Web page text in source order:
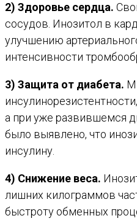
2) Здоровье сердца.
сосудов. Инозитол в
улучшению
интенсивности
3) Защита от диабета.
а при уже развившемся
было выявлено, что
инсулину.
4) Снижение веса.
лишних килограммов
быстроту обменных